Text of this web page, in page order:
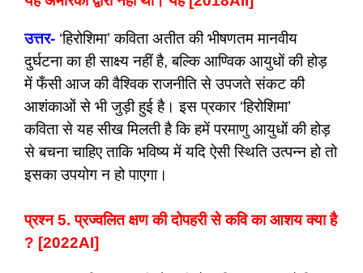
उत्तर- ‘हिरोशिमा’ कविता अतीत की भीषणतम मानवीय
दुर्घटना का ही साक्ष्य नहीं है, बल्कि आण्विक आयुधों की होड़
में फँसी आज की वैश्विक राजनीति से उपजते संकट की
आशंकाओं से भी जुड़ी हुई है। इस प्रकार ‘हिरोशिमा’
कविता से यह सीख मिलती है कि हमें परमाणु आयुधों की होड़
से बचना चाहिए ताकि भविष्य में यदि ऐसी स्थिति उत्पन्न हो तो
इसका उपयोग न हो पाएगा।
प्रश्न 5. प्रज्वलित क्षण की दोपहरी से कवि का आशय क्या है
? [2022AI]